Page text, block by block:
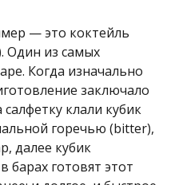
— это коктейль
. Один из самых
Когда изначально
заключало
клали кубик
горечью (bitter),
далее кубик
барах готовят этот